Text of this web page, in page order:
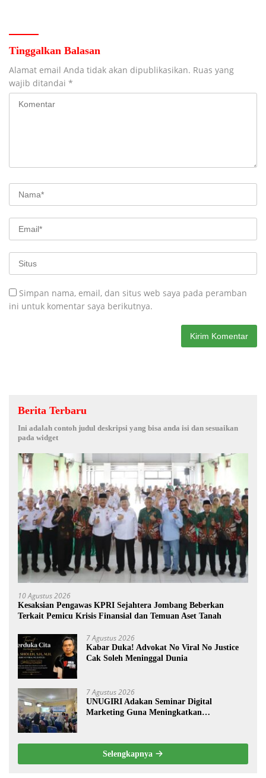
Tinggalkan Balasan
Alamat email Anda tidak akan dipublikasikan. Ruas yang
wajib ditandai *
Simpan nama, email, dan situs web saya pada peramban
ini untuk komentar saya berikutnya.
Berita Terbaru
Ini adalah contoh judul deskripsi yang bisa anda isi dan sesuaikan
pada widget
10 Agustus 2026
Kesaksian Pengawas KPRI Sejahtera Jombang Beberkan
Terkait Pemicu Krisis Finansial dan Temuan Aset Tanah
7 Agustus 2026
Kabar Duka! Advokat No Viral No Justice
Cak Soleh Meninggal Dunia
7 Agustus 2026
UNUGIRI Adakan Seminar Digital
Marketing Guna Meningkatkan
Selengkapnya